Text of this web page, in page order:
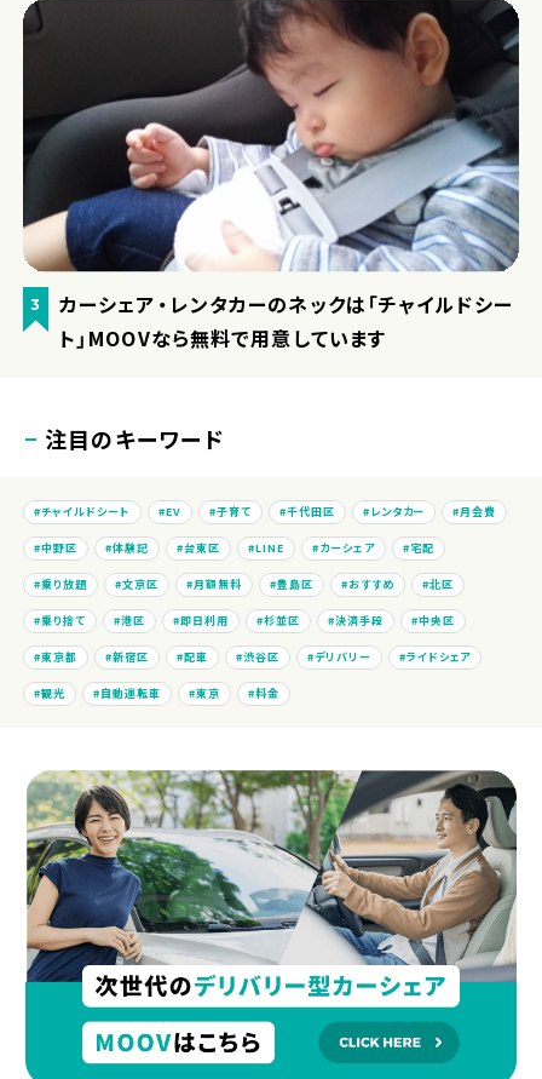
3
カーシェア・レンタカーのネックは「チャイルドシー
ト」MOOVなら無料で用意しています
注目のキーワード
チャイルドシート EV 子育て 千代田区 レンタカー 月会費
中野区 体験記 台東区 LINE カーシェア 宅配
乗り放題 文京区 月額無料 豊島区 おすすめ 北区
乗り捨て 港区 即日利用 杉並区 決済手段 中央区
東京都 新宿区 配車 渋谷区 デリバリー ライドシェア
観光 自動運転車 東京 料金